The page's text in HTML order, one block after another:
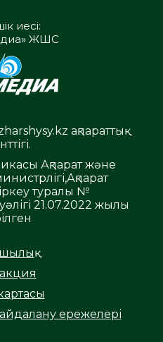
иесі:
ЖШС
ақпараттық
Ақпарат және
туралы №
21.07.2022 жылы
ережелері